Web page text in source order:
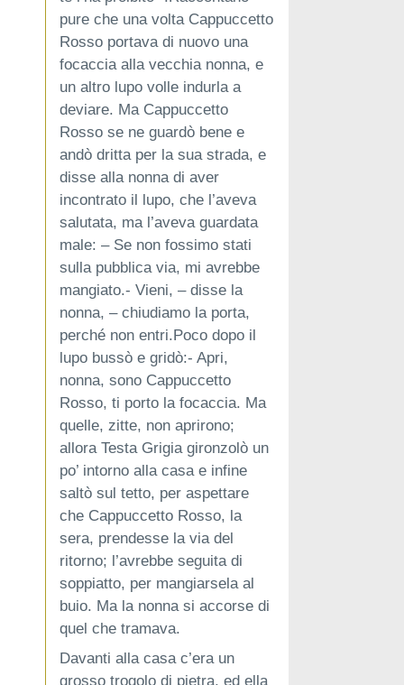
pure che una volta Cappuccetto
Rosso portava di nuovo una
focaccia alla vecchia nonna, e
un altro lupo volle indurla a
deviare. Ma Cappuccetto
Rosso se ne guardò bene e
andò dritta per la sua strada, e
disse alla nonna di aver
incontrato il lupo, che l’aveva
salutata, ma l’aveva guardata
male: – Se non fossimo stati
sulla pubblica via, mi avrebbe
mangiato.- Vieni, – disse la
nonna, – chiudiamo la porta,
perché non entri.Poco dopo il
lupo bussò e gridò:- Apri,
nonna, sono Cappuccetto
Rosso, ti porto la focaccia. Ma
quelle, zitte, non aprirono;
allora Testa Grigia gironzolò un
po’ intorno alla casa e infine
saltò sul tetto, per aspettare
che Cappuccetto Rosso, la
sera, prendesse la via del
ritorno; l’avrebbe seguita di
soppiatto, per mangiarsela al
buio. Ma la nonna si accorse di
quel che tramava.
Davanti alla casa c’era un
grosso trogolo di pietra, ed ella